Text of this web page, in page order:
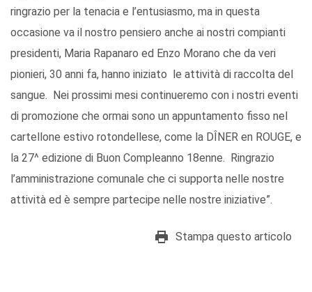
ringrazio per la tenacia e l’entusiasmo, ma in questa
occasione va il nostro pensiero anche ai nostri compianti
presidenti, Maria Rapanaro ed Enzo Morano che da veri
pionieri, 30 anni fa, hanno iniziato le attività di raccolta del
sangue. Nei prossimi mesi continueremo con i nostri eventi
di promozione che ormai sono un appuntamento fisso nel
cartellone estivo rotondellese, come la DÎNER en ROUGE, e
la 27^ edizione di Buon Compleanno 18enne. Ringrazio
l’amministrazione comunale che ci supporta nelle nostre
attività ed è sempre partecipe nelle nostre iniziative”.
Stampa questo articolo